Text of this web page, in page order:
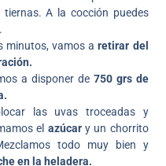
A la cocción puedes
minutos, vamos aretirar del
a disponer de 750 grs de
las uvas troceadas y
el azúcary un chorrito
todo muy bien y
en la heladera.